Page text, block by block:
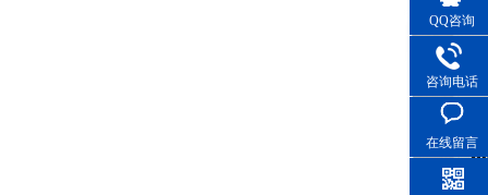
QQ咨询
咨询电话
在线留言